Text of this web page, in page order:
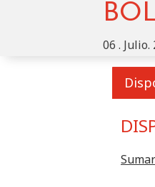
06 . Julio.